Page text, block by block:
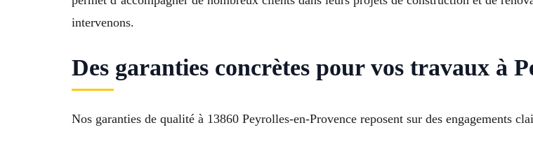
intervenons.
Des garanties concrètes pour vos travaux à
Nos garanties de qualité à 13860 Peyrolles-en-Provence reposent sur des engagements